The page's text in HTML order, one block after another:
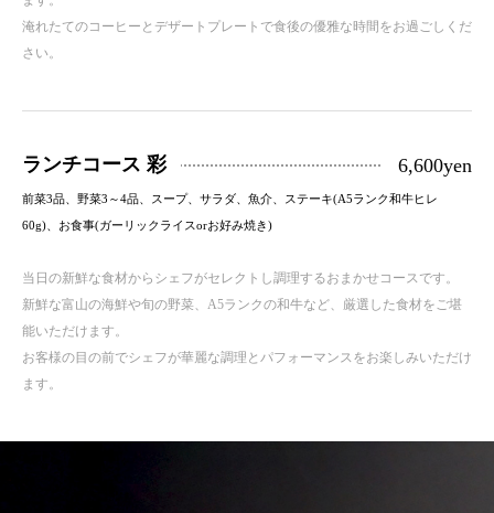
淹れたてのコーヒーとデザートプレートで食後の優雅な時間をお過ごしくだ
さい。
ランチコース 彩 6,600yen
前菜3品、野菜3～4品、スープ、サラダ、魚介、ステーキ(A5ランク和牛ヒレ
60g)、お食事(ガーリックライスorお好み焼き)
当日の新鮮な食材からシェフがセレクトし調理するおまかせコースです。
新鮮な富山の海鮮や旬の野菜、A5ランクの和牛など、厳選した食材をご堪
能いただけます。
お客様の目の前でシェフが華麗な調理とパフォーマンスをお楽しみいただけ
ます。